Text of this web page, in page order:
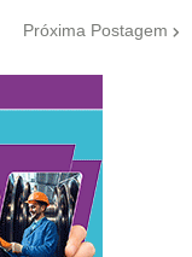
Próxima Postagem